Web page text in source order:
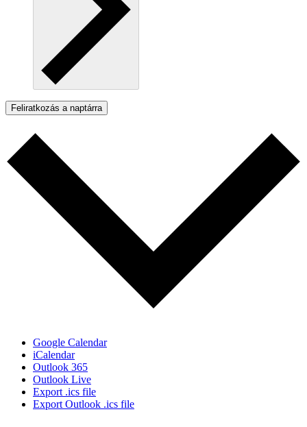
Feliratkozás a naptárra
Google Calendar
iCalendar
Outlook 365
Outlook Live
Export .ics file
Export Outlook .ics file